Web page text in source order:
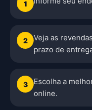
1
2
Veja as
prazo de
3
Escolha a
online.